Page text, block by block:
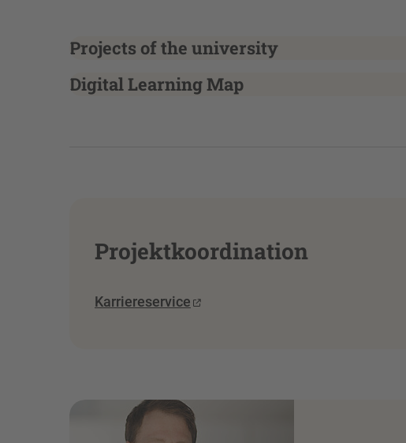
Projects of the university
Digital Learning Map
Projektkoordination
Karriereservice